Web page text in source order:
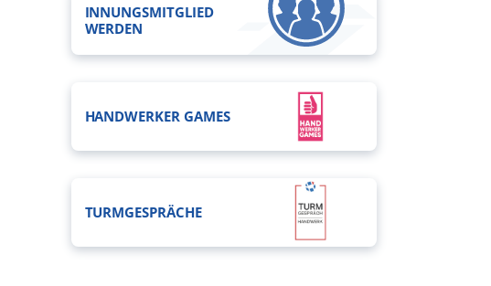
INNUNGSMITGLIED
WERDEN
HANDWERKER GAMES
TURMGESPRÄCHE